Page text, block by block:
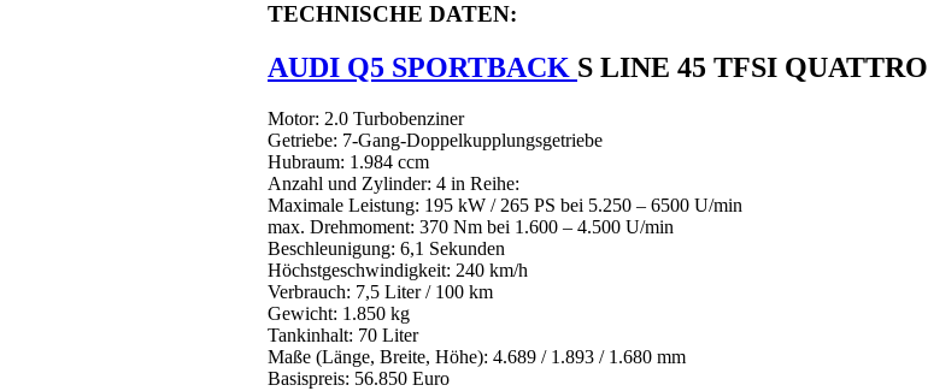
TECHNISCHE DATEN:
AUDI Q5 SPORTBACK S LINE 45 TFSI QUATTRO
Motor: 2.0 Turbobenziner
Getriebe: 7-Gang-Doppelkupplungsgetriebe
Hubraum: 1.984 ccm
Anzahl und Zylinder: 4 in Reihe:
Maximale Leistung: 195 kW / 265 PS bei 5.250 – 6500 U/min
max. Drehmoment: 370 Nm bei 1.600 – 4.500 U/min
Beschleunigung: 6,1 Sekunden
Höchstgeschwindigkeit: 240 km/h
Verbrauch: 7,5 Liter / 100 km
Gewicht: 1.850 kg
Tankinhalt: 70 Liter
Maße (Länge, Breite, Höhe): 4.689 / 1.893 / 1.680 mm
Basispreis: 56.850 Euro